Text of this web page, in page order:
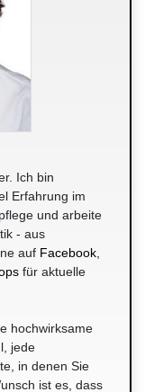
Ich bin
Erfahrung im
und arbeite
- aus
auf Facebook
für aktuelle
hochwirksame
jede
in denen Sie
ist es, dass